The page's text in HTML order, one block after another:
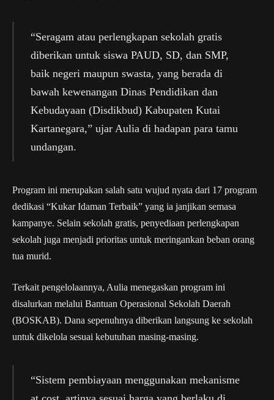
“Seragam atau perlengkapan sekolah gratis
diberikan untuk siswa PAUD, SD, dan SMP,
baik negeri maupun swasta, yang berada di
bawah kewenangan Dinas Pendidikan dan
Kebudayaan (Disdikbud) Kabupaten Kutai
Kartanegara,” ujar Aulia di hadapan para tamu
undangan.
Program ini merupakan salah satu wujud nyata dari 17 program
dedikasi “Kukar Idaman Terbaik” yang ia janjikan semasa
kampanye. Selain sekolah gratis, penyediaan perlengkapan
sekolah juga menjadi prioritas untuk meringankan beban orang
tua murid.
Terkait pengelolaannya, Aulia menegaskan program ini
disalurkan melalui Bantuan Operasional Sekolah Daerah
(BOSKAB). Dana sepenuhnya diberikan langsung ke sekolah
untuk dikelola sesuai kebutuhan masing-masing.
“Sistem pembiayaan menggunakan mekanisme